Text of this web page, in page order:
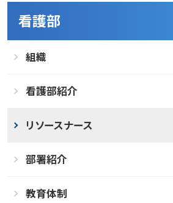
看護部
組織
看護部紹介
リソースナース
部署紹介
教育体制